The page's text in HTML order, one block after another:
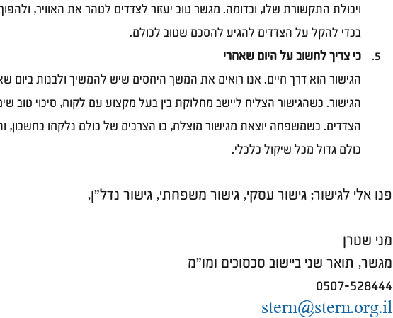
ויכולת התקשורת שלו, וכדומה. מגשר טוב יעזור לצדדים לטהר את האוויר,
בכדי להקל על הצדדים להגיע להסכם שטוב לכולם.
כי צריך לחשוב על היום שאחרי
הגישור הוא דרך חיים. אנו רואים את המשך היחסים שיש להמשיך ולבנות ביום
הגישור. כשהגישור הצליח ליישב מחלוקת בין בעל מקצוע עם לקוח, סיכוי טוב
הצדדים. כשמשפחה יוצאת מגישור מוצלח, בו הצרכים של כולם נלקחו בחשבון,
כולם גדול מכל שיקול כלכלי.
פנו אלי לגישור; גישור עסקי, גישור משפחתי, גישור נדל"ן,
מני שטרן
מגשר, תואר שני ביישוב סכסוכים ומו"מ
0507-528444
stern@stern.org.il